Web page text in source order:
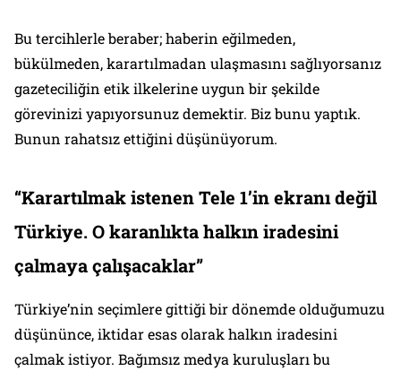
Bu tercihlerle beraber; haberin eğilmeden,
bükülmeden, karartılmadan ulaşmasını sağlıyorsanız
gazeteciliğin etik ilkelerine uygun bir şekilde
görevinizi yapıyorsunuz demektir. Biz bunu yaptık.
Bunun rahatsız ettiğini düşünüyorum.
“Karartılmak istenen Tele 1’in ekranı değil
Türkiye. O karanlıkta halkın iradesini
çalmaya çalışacaklar”
Türkiye’nin seçimlere gittiği bir dönemde olduğumuzu
düşününce, iktidar esas olarak halkın iradesini
çalmak istiyor. Bağımsız medya kuruluşları bu